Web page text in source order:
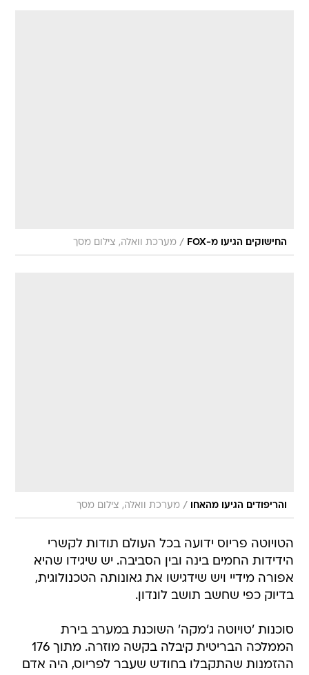
החישוקים הגיעו מ-FOX / מערכת וואלה, צילום מסך
והריפודים הגיעו מהאחו / מערכת וואלה, צילום מסך
הטויוטה פריוס ידועה בכל העולם תודות לקשרי
הידידות החמים בינה ובין הסביבה. יש שיגידו שהיא
אפורה מידיי ויש שידגישו את גאונותה הטכנולוגית,
בדיוק כפי שחשב תושב לונדון.
סוכנות 'טויוטה ג'מקה' השוכנת במערב בירת
הממלכה הבריטית קיבלה בקשה מוזרה. מתוך 176
ההזמנות שהתקבלו בחודש שעבר לפריוס, היה אדם